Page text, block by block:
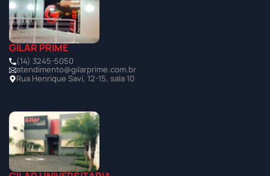
GILAR PRIME
(14) 3245-5050
atendimento@gilarprime.com.br
Rua Henrique Savi, 12-15, sala 10